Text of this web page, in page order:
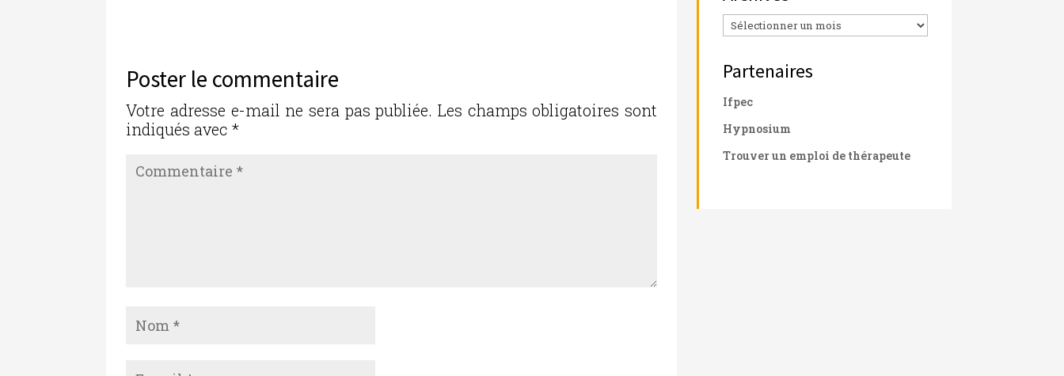
b
o
o
k
r
n
er
Poster le commentaire
Votre adresse e-mail ne sera pas publiée. Les champs obligatoires sont
indiqués avec*
Archives
Partenaires
Ifpec
Hypnosium
Trouver un emploi de thérapeute